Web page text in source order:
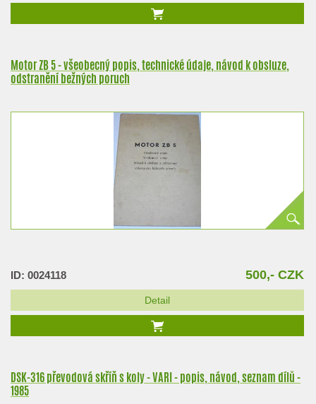
Motor ZB 5 - všeobecný popis, technické údaje, návod k obsluze,
odstranění bežných poruch
ID: 0024118 500,- CZK
Detail
DSK-316 převodová skříň s koly - VARI - popis, návod, seznam dílů -
1985